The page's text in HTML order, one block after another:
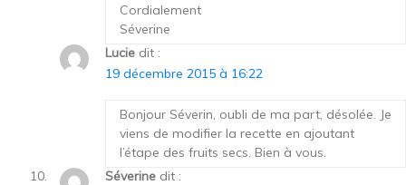
Cordialement
Séverine
Lucie dit :
19 décembre 2015 à 16:22
Bonjour Séverin, oubli de ma part, désolée. Je
viens de modifier la recette en ajoutant
l’étape des fruits secs. Bien à vous.
Séverine dit :